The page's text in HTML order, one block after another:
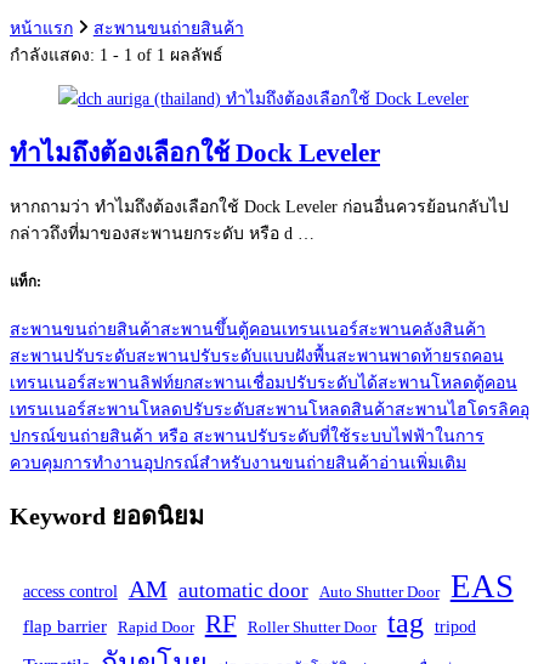
หน้าแรก
สะพานขนถ่ายสินค้า
กำลังแสดง: 1 - 1 of 1 ผลลัพธ์
ทำไมถึงต้องเลือกใช้ Dock Leveler
หากถามว่า ทำไมถึงต้องเลือกใช้ Dock Leveler ก่อนอื่นควรย้อนกลับไป
กล่าวถึงที่มาของสะพานยกระดับ หรือ d …
แท็ก:
สะพานขนถ่ายสินค้าสะพานขึ้นตู้คอนเทรนเนอร์สะพานคลังสินค้า
สะพานปรับระดับสะพานปรับระดับแบบฝังพื้นสะพานพาดท้ายรถคอน
เทรนเนอร์สะพานลิฟท์ยกสะพานเชื่อมปรับระดับได้สะพานโหลดตู้คอน
เทรนเนอร์สะพานโหลดปรับระดับสะพานโหลดสินค้าสะพานไฮโดรลิคอุ
ปกรณ์ขนถ่ายสินค้า หรือ สะพานปรับระดับที่ใช้ระบบไฟฟ้าในการ
ควบคุมการทำงานอุปกรณ์สำหรับงานขนถ่ายสินค้าอ่านเพิ่มเติม
Keyword ยอดนิยม
access control AM automatic door Auto Shutter Door EAS
flap barrier Rapid Door RF Roller Shutter Door tag tripod